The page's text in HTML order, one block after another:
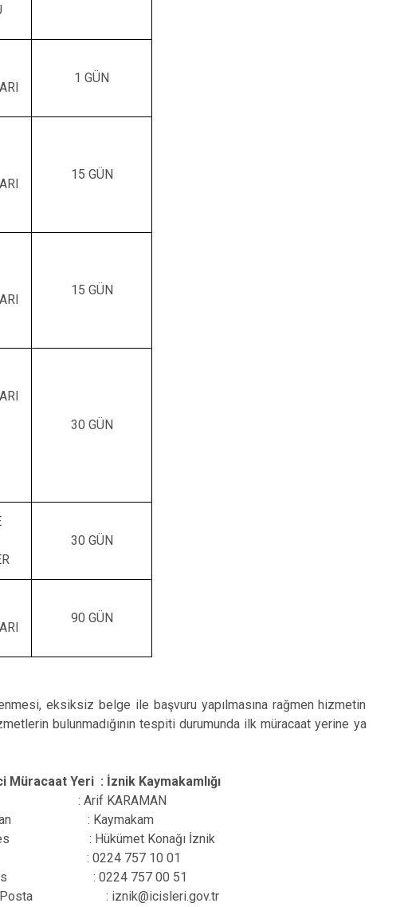
1 GÜN
15 GÜN
15 GÜN
30 GÜN
30 GÜN
90 GÜN
eksiksiz belge ile başvuru yapılmasına rağmen hizmetin
bulunmadığının tespiti durumunda ilk müracaat yerine ya
Yeri : İznik Kaymakamlığı
KARAMAN
Kaymakam
Konağı İznik
757 10 01
757 00 51
: iznik@icisleri.gov.tr